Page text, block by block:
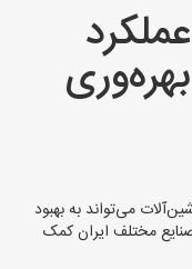
می‌تواند به بهبود
مختلف ایران کمک